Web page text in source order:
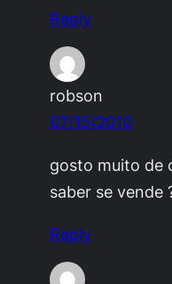
Reply
robson
07/15/2010
gosto muito de
saber se vende
Reply